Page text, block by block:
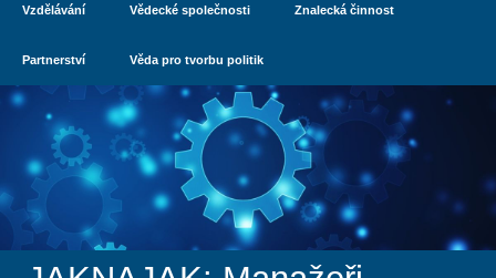
Vzdělávání Vědecké společnosti Znalecká činnost
Partnerství Věda pro tvorbu politik